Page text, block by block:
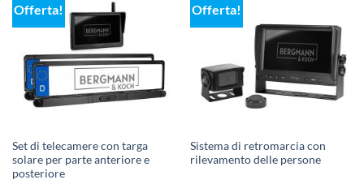
Offerta!
Set di telecamere con targa
solare per parte anteriore e
posteriore
Offerta!
Sistema di retromarcia con
rilevamento delle persone